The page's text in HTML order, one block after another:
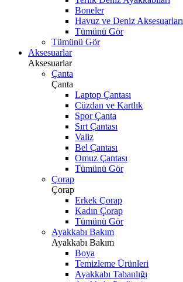
Boneler
Havuz ve Deniz Aksesuarları
Tümünü Gör
Tümünü Gör
Aksesuarlar
Aksesuarlar
Çanta
Çanta
Laptop Çantası
Cüzdan ve Kartlık
Spor Çanta
Sırt Çantası
Valiz
Bel Çantası
Omuz Çantası
Tümünü Gör
Çorap
Çorap
Erkek Çorap
Kadın Çorap
Tümünü Gör
Ayakkabı Bakım
Ayakkabı Bakım
Boya
Temizleme Ürünleri
Ayakkabı Tabanlığı